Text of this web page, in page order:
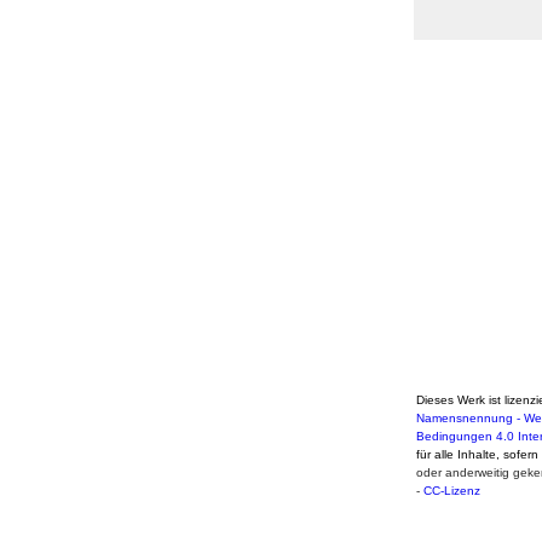
Dieses Werk ist
Namensnennung -
Bedingungen 4.0
für alle Inhalte,
oder anderweitig
- CC-Lizenz